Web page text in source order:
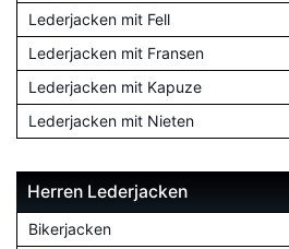
Lederjacken mit Fell
Lederjacken mit Fransen
Lederjacken mit Kapuze
Lederjacken mit Nieten
Herren Lederjacken
Bikerjacken